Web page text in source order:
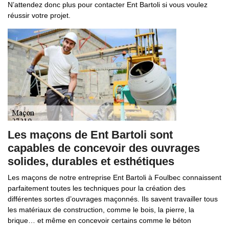
N’attendez donc plus pour contacter Ent Bartoli si vous voulez
réussir votre projet.
Les maçons de Ent Bartoli sont
capables de concevoir des ouvrages
solides, durables et esthétiques
Les maçons de notre entreprise Ent Bartoli à Foulbec connaissent
parfaitement toutes les techniques pour la création des
différentes sortes d’ouvrages maçonnés. Ils savent travailler tous
les matériaux de construction, comme le bois, la pierre, la
brique… et même en concevoir certains comme le béton